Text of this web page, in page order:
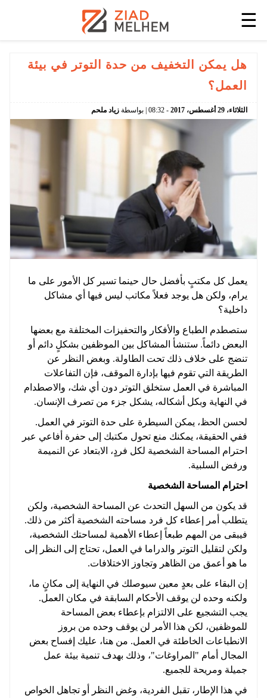
☰
هل يمكن التخفيف من حدة التوتر في بيئة
العمل؟
الثلاثاء، 29 أغسطس، 2017
-
08:32 | بواسطة زياد ملحم
يعمل كل مكتبٍ بأفضل حال حينما تسير كل الأمور على ما
يرام، ولكن هل يوجد فعلاً مكاتب ليس فيها أي مشاكل
داخلية؟
ستصطدم الطباع والأفكار والتحفيزات المختلفة مع بعضها
البعض دائماً. ستنشأ المشاكل بين الموظفين بشكلٍ دائم أو
تنضج على خلاف ذلك تحت الطاولة. وبغض النظر عن
الطريقة التي تقوم فيها بإدارة الموقف، فإن التفاعلات
المباشرة في العمل ستخلق التوتر دون أي شك، والاصطدام
في النهاية وبكل أشكاله، يشكل جزء من تصرف الإنسان.
لحسن الحظ، يمكن السيطرة على حدة التوتر في العمل.
ففي الحقيقة، يمكنك منع تحول مكتبك إلى حفرة أفاعي عبر
احترام المساحة الشخصية لكل فردٍ، الابتعاد عن النميمة
ورفض السلبية.
احترام المساحة الشخصية
قد يكون من السهل التحدث عن المساحة الشخصية، ولكن
يتطلب أمر إعطاء كل فرد مساحته الشخصية أكثر من ذلك.
فيبقى من المهم طبعاً إعطاء الأهمية لمساحتك الشخصية،
ولكن لتقليل التوتر والدراما في العمل، تحتاج إلى النظر إلى
ما هو أعمق من الظاهر وتجاوز الاختلافات.
إن البقاء على بعدٍ معين سيوصلك في النهاية إلى مكانٍ ما،
ولكنه وحده لن يوقف الأحكام السابقة في مكان العمل.
يجب التشجيع على الالتزام بإعطاء بعض المساحة
للموظفين، لكن هذا الأمر لن يوقف وحده من بروز
الانطباعات الخاطئة في العمل. من هنا، عليك إفساح بعض
المجال أمام "المراوغات"، وذلك بهدف تنمية بيئة عمل
جميلة ومريحة للجميع.
في هذا الإطار، تقبل الفردية، وغض النظر أو تجاهل الخواص